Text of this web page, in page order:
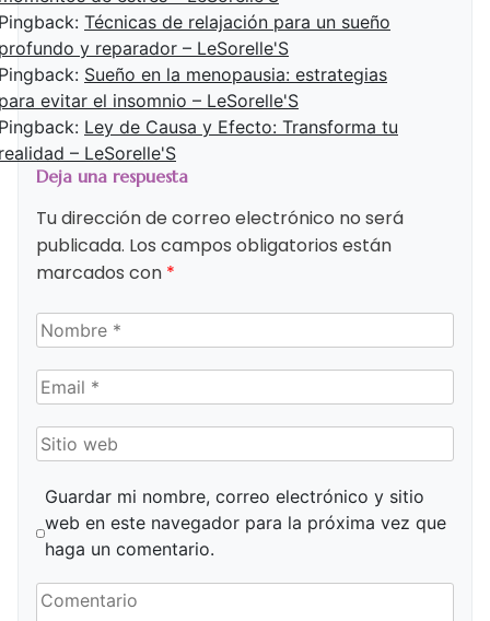
Técnicas de relajación para un sueño
y reparador – LeSorelle'S
Sueño en la menopausia: estrategias
evitar el insomnio – LeSorelle'S
Ley de Causa y Efecto: Transforma tu
– LeSorelle'S
Deja una respuesta
Tu dirección de correo electrónico no será
publicada. Los campos obligatorios están
marcados con *
Guardar mi nombre, correo electrónico y sitio
web en este navegador para la próxima vez que
haga un comentario.